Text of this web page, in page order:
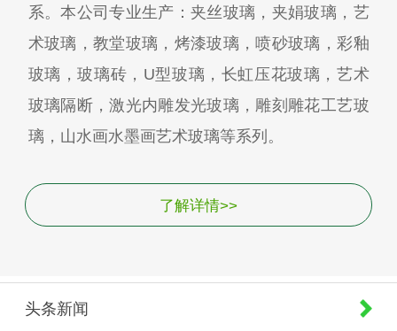
系。本公司专业生产：夹丝玻璃，夹娟玻璃，艺
术玻璃，教堂玻璃，烤漆玻璃，喷砂玻璃，彩釉
玻璃，玻璃砖，U型玻璃，长虹压花玻璃，艺术
玻璃隔断，激光内雕发光玻璃，雕刻雕花工艺玻
璃，山水画水墨画艺术玻璃等系列。
了解详情>>
头条新闻